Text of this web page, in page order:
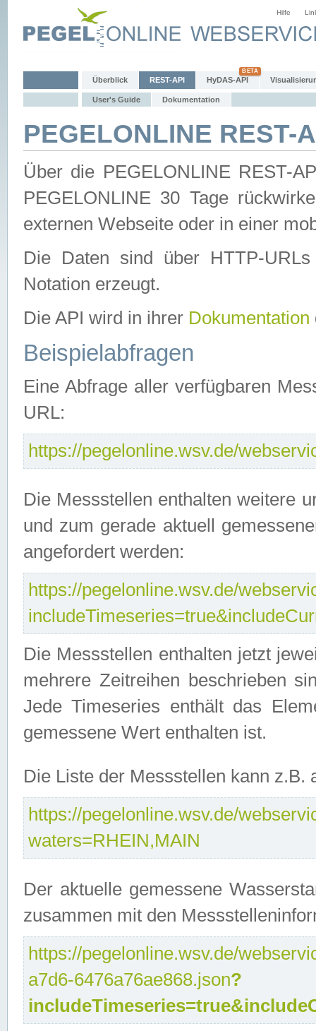
Hilfe
Überblick REST-API HyDAS-API
User's Guide Dokumentation
PEGELONLINE REST-
Über die PEGELONLINE REST-
PEGELONLINE 30 Tage
externen Webseite oder in einer
Die Daten sind über HTTP-
Notation erzeugt.
Die API wird in ihrer Dokumentation
Beispielabfragen
Eine Abfrage aller verfügbaren
URL:
https://pegelonline.wsv.de/
Die Messstellen enthalten weitere
und zum gerade aktuell
angefordert werden:
https://pegelonline.wsv.de/
Die Messstellen enthalten jetzt
mehrere Zeitreihen beschrieben
Jede Timeseries enthält das
gemessene Wert enthalten ist.
Die Liste der Messstellen kann
https://pegelonline.wsv.de/
waters=RHEIN,MAIN
Der aktuelle gemessene
zusammen mit den
https://pegelonline.wsv.de/
a7d6-6476a76ae868.json?